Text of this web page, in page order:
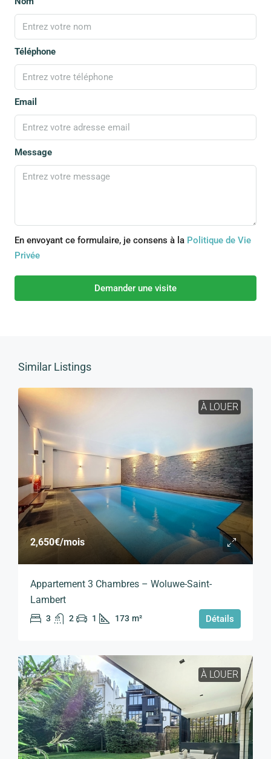
Téléphone
Email
Message
En envoyant ce formulaire, je consens à la Politique de Vie
Privée
Demander une visite
Similar Listings
À LOUER
2,650€/mois
Appartement 3 Chambres – Woluwe-Saint-
Lambert
3 2 1 173 m² Détails
À LOUER